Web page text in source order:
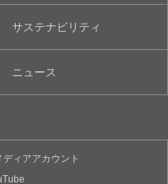
サステナビリティ
ニュース
ディアアカウント